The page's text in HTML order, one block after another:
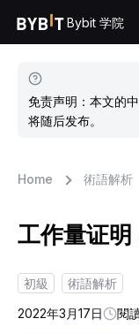
Bybit 学院
免责声明：本文的
将随后发布。
Home 術語解析
工作量证明
初級
術語解析
2022年3月17日
閱